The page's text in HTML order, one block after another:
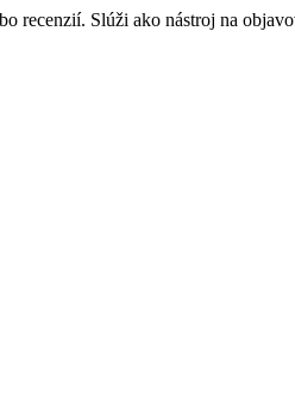
Slúži ako nástroj na